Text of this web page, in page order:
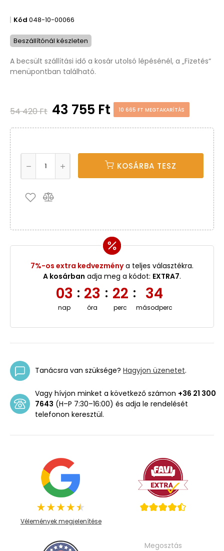
Kód 048-10-00066
Beszállítónál készleten
A becsült szállítási idő a kosár utolsó lépésénél, a „Fizetés“
menüpontban található.
54 420 Ft 43 755 Ft 10 665 FT MEGTAKARÍTÁS
KOSÁRBA TESZ
7%-os extra kedvezménya teljes választékra.
A kosárban adja meg a kódot: EXTRA7.
03
nap
: 23
óra
: 22
perc
: 34
másodperc
Tanácsra van szüksége? Hagyjon üzenetet.
Vagy hívjon minket a következő számon +36 21 300
7643 (H–P 7:30–16:00) és adja le rendelését
telefonon keresztül.
Vélemények megjelenítése
Megosztás